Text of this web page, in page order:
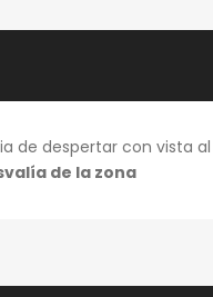
de despertar con vista
de la zona